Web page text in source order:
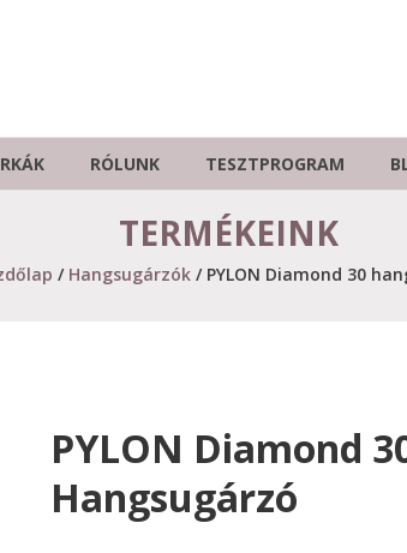
RÓLUNK TESZTPROGRAM
TERMÉKEINK
/ Hangsugárzók/ PYLON Diamond 30
PYLON Diamond
Hangsugárzó